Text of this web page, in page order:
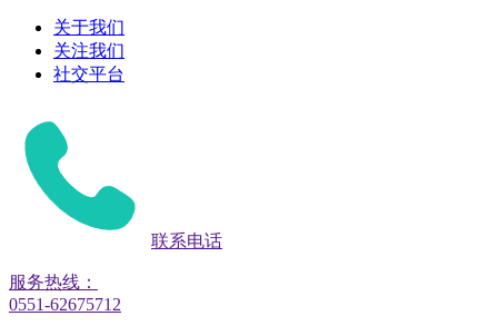
关于我们
关注我们
社交平台
联系电话
服务热线：
0551-62675712